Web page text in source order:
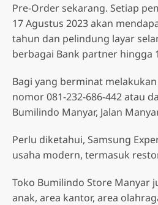
Pre-Order sekarang. Setiap
17 Agustus 2023 akan
tahun dan pelindung layar
berbagai Bank partner
Bagi yang berminat
nomor 081-232-686-442 atau
Bumilindo Manyar, Jalan
Perlu diketahui, Samsung
usaha modern, termasuk
Toko Bumilindo Store Manyar
anak, area kantor, area